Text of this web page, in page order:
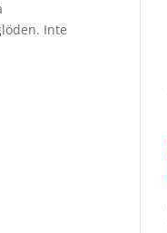
Inte